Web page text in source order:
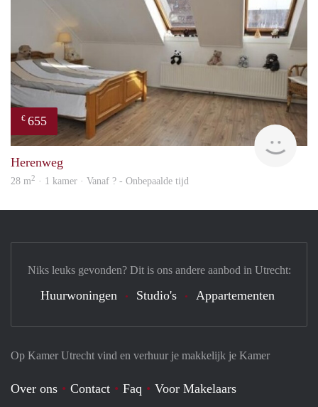
€ 655
Herenweg
28 m2 · 1 kamer · Vanaf ? - Onbepaalde tijd
Op Kamer Utrecht vind en verhuur je makkelijk je Kamer
Over ons Contact Faq Voor Makelaars
Niks leuks gevonden? Dit is ons andere aanbod in Utrecht:
Huurwoningen Studio's Appartementen